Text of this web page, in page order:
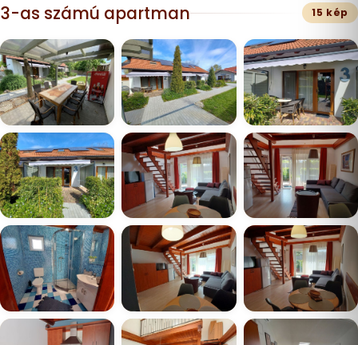
3-as számú apartman 15 kép